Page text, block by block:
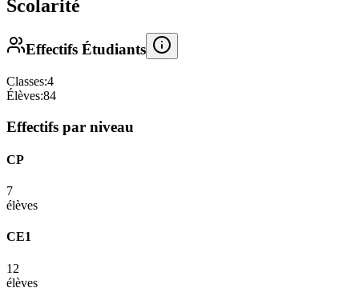
Scolarité
Effectifs Étudiants
Classes:4
Élèves:84
Effectifs par niveau
CP
7
élèves
CE1
12
élèves